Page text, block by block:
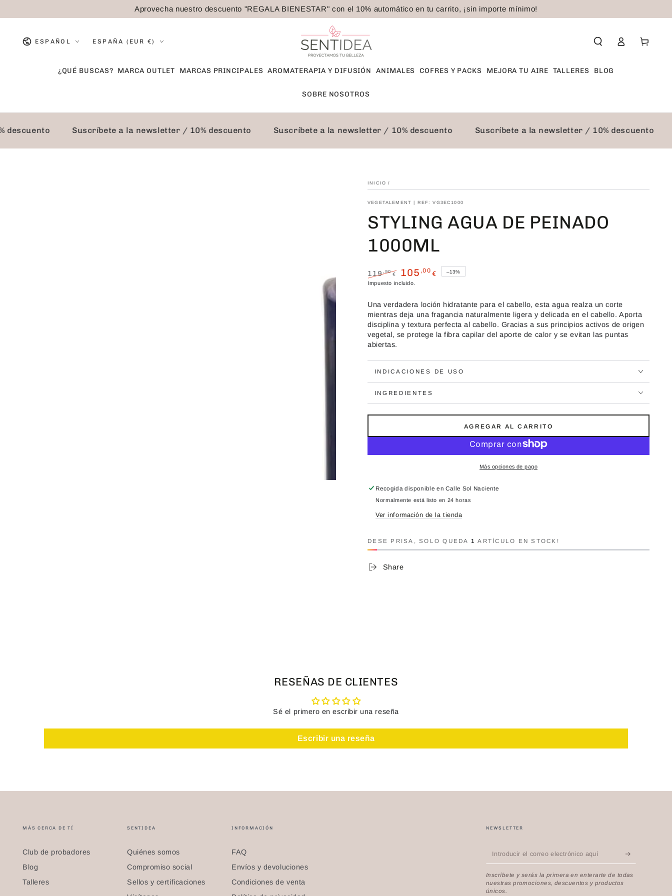
Aprovecha nuestro descuento "REGALA BIENESTAR" con el 10% automático en tu carrito, ¡sin importe mínimo!
IdiomaESPAÑOL País/región
ESPAÑA (EUR €)
¿QUÉ BUSCAS? MARCA OUTLET MARCAS PRINCIPALES AROMATERAPIA Y DIFUSIÓN ANIMALES COFRES Y PACKS MEJORA TU AIRE TALLERES BLOG
SOBRE NOSOTROS
sesión
Carrito
descuento Suscríbete a la newsletter / 10% descuento Suscríbete a la newsletter / 10% descuento Suscríbete a la newsletter / 10% descuento
INICIO /
VEGETALEMENT | REF: VG3EC1000
STYLING AGUA DE PEINADO
1000ML
Precio
119,90 €
Precio
venta
105 ,00 € –13%
Impuesto incluido.
Una verdadera loción hidratante para el cabello, esta agua realza un corte
mientras deja una fragancia naturalmente ligera y delicada en el cabello. Aporta
disciplina y textura perfecta al cabello. Gracias a sus principios activos de origen
vegetal, se protege la fibra capilar del aporte de calor y se evitan las puntas
abiertas.
INDICACIONES DE USO
INGREDIENTES
AGREGAR AL CARRITO
Más opciones de pago
Recogida disponible enCalle Sol Naciente
Normalmente está listo en 24 horas
Ver información de la tienda
DESE PRISA, SOLO QUEDA 1 ARTÍCULO EN STOCK!
Share
RESEÑAS DE CLIENTES
Sé el primero en escribir una reseña
Escribir una reseña
MÁS CERCA DE TÍ
Club de probadores
Blog
Talleres
SENTIDEA
Quiénes somos
Compromiso social
Sellos y certificaciones
INFORMACIÓN
FAQ
Envíos y devoluciones
Condiciones de venta
NEWSLETTER
Introducir
el
correo
Inscríbete y serás la primera en enterarte de todas
nuestras promociones, descuentos y productos
únicos.